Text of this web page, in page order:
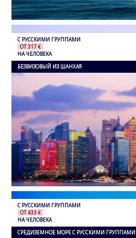
С РУССКИМИ ГРУППАМИ
ОТ 317 €
НА ЧЕЛОВЕКА
БЕЗВИЗОВЫЙ ИЗ ШАНХАЯ
С РУССКИМИ ГРУППАМИ
ОТ 433 €
НА ЧЕЛОВЕКА
СРЕДИЗЕМНОЕ МОРЕ С РУССКИМИ ГРУППАМИ